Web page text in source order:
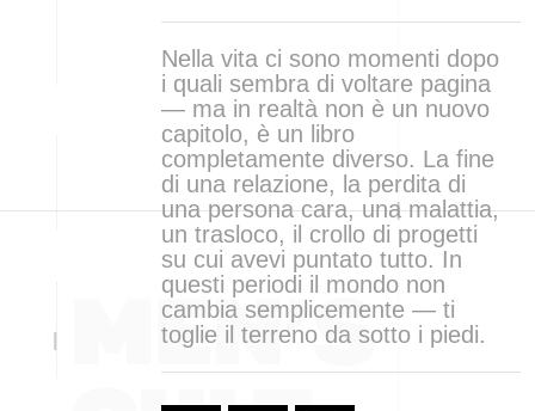
Nella vita ci sono momenti dopo
i quali sembra di voltare pagina
— ma in realtà non è un nuovo
capitolo, è un libro
completamente diverso. La fine
di una relazione, la perdita di
una persona cara, una malattia,
un trasloco, il crollo di progetti
su cui avevi puntato tutto. In
questi periodi il mondo non
cambia semplicemente — ti
toglie il terreno da sotto i piedi.